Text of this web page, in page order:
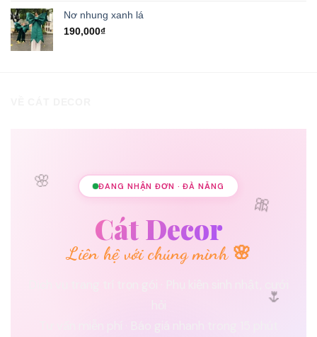
5 sao
Nơ nhung xanh lá
190,000₫
🌸
🎀
🌷
ĐANG NHẬN ĐƠN · ĐÀ NẴNG
Cát Decor
Liên hệ với chúng mình 🌸